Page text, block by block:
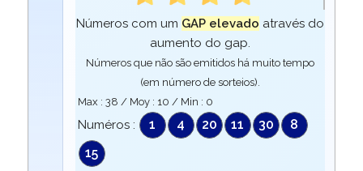
Números com um GAP elevado através do
aumento do gap.
Números que não são emitidos há muito tempo
(em número de sorteios).
Max : 38 / Moy : 10 / Min : 0
Numéros : 1 4 20 11 30
8
15